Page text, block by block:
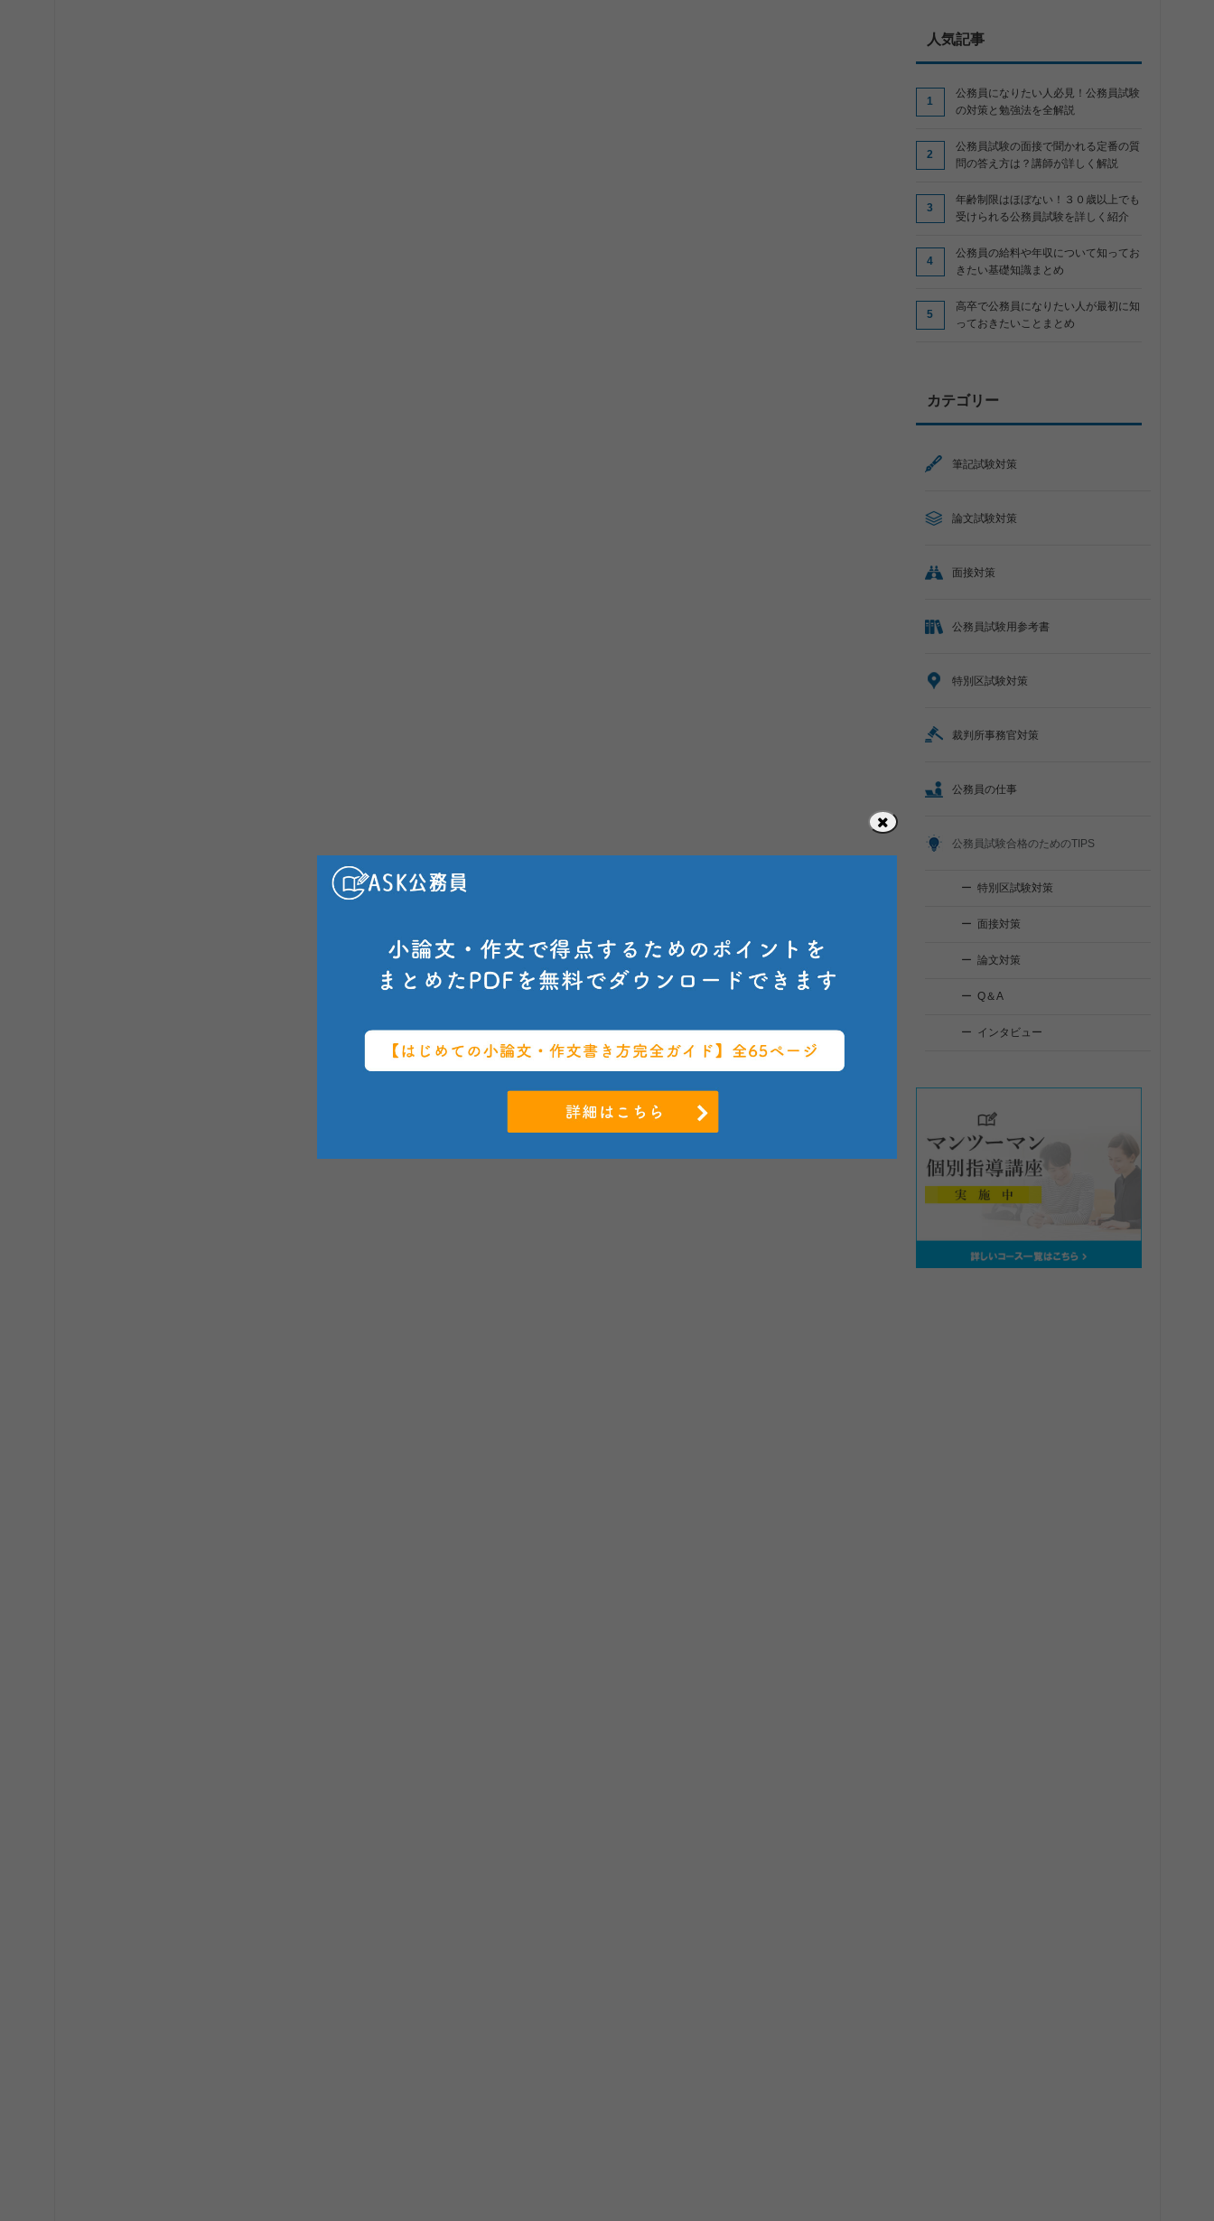
人気記事
公務員になりたい人必見！公務員試験
の対策と勉強法を全解説
公務員試験の面接で聞かれる定番の質
問の答え方は？講師が詳しく解説
年齢制限はほぼない！３０歳以上でも
受けられる公務員試験を詳しく紹介
公務員の給料や年収について知ってお
きたい基礎知識まとめ
高卒で公務員になりたい人が最初に知
っておきたいことまとめ
カテゴリー
筆記試験対策
論文試験対策
面接対策
公務員試験用参考書
特別区試験対策
裁判所事務官対策
公務員の仕事
公務員試験合格のためのTIPS
特別区試験対策
面接対策
論文対策
Q＆A
インタビュー